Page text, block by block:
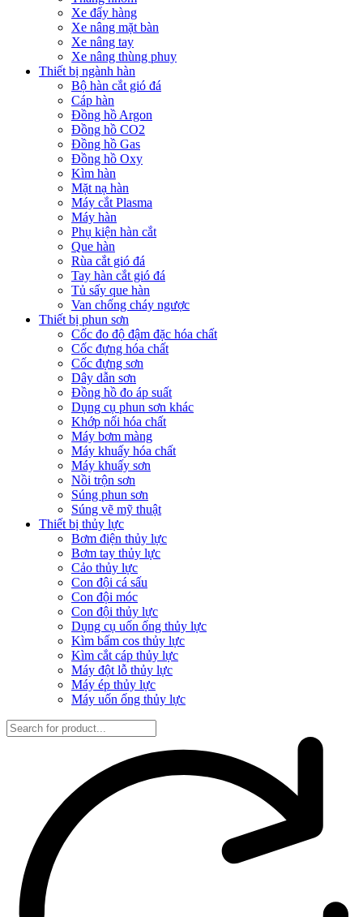
Xe đẩy hàng
Xe nâng mặt bàn
Xe nâng tay
Xe nâng thùng phuy
Thiết bị ngành hàn
Bộ hàn cắt gió đá
Cáp hàn
Đồng hồ Argon
Đồng hồ CO2
Đồng hồ Gas
Đồng hồ Oxy
Kìm hàn
Mặt nạ hàn
Máy cắt Plasma
Máy hàn
Phụ kiện hàn cắt
Que hàn
Rùa cắt gió đá
Tay hàn cắt gió đá
Tủ sấy que hàn
Van chống cháy ngược
Thiết bị phun sơn
Cốc đo độ đậm đặc hóa chất
Cốc đựng hóa chất
Cốc đựng sơn
Dây dẫn sơn
Đồng hồ đo áp suất
Dụng cụ phun sơn khác
Khớp nối hóa chất
Máy bơm màng
Máy khuấy hóa chất
Máy khuấy sơn
Nồi trộn sơn
Súng phun sơn
Súng vẽ mỹ thuật
Thiết bị thủy lực
Bơm điện thủy lực
Bơm tay thủy lực
Cảo thủy lực
Con đội cá sấu
Con đội móc
Con đội thủy lực
Dụng cụ uốn ống thủy lực
Kìm bấm cos thủy lực
Kìm cắt cáp thủy lực
Máy đột lỗ thủy lực
Máy ép thủy lực
Máy uốn ống thủy lực